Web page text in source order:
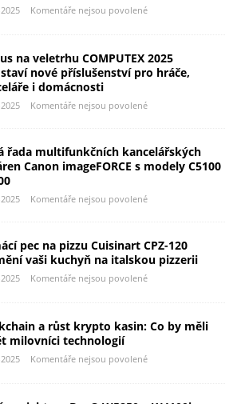
Komentáře nejsou povolené
na veletrhu COMPUTEX 2025
nové příslušenství pro hráče,
i domácnosti
Komentáře nejsou povolené
řada multifunkčních kancelářských
Canon imageFORCE s modely C5100
Komentáře nejsou povolené
pec na pizzu Cuisinart CPZ-120
vaši kuchyň na italskou pizzerii
Komentáře nejsou povolené
a růst krypto kasin: Co by měli
milovníci technologií
Komentáře nejsou povolené